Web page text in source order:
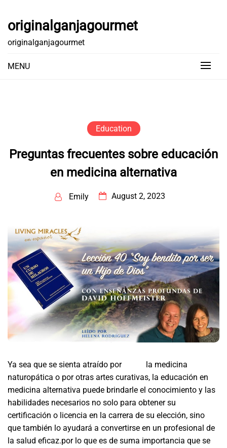
content
originalganjagourmet
originalganjagourmet
MENU
Education
Preguntas frecuentes sobre educación
en medicina alternativa
Emily August 2, 2023
Ya sea que se sienta atraído por
la medicina
naturopática o por otras artes curativas, la educación en
medicina alternativa puede brindarle el conocimiento y las
habilidades necesarios no solo para obtener su
certificación o licencia en la carrera de su elección, sino
que también lo ayudará a convertirse en un profesional de
la salud eficaz.por lo que es de suma importancia que se